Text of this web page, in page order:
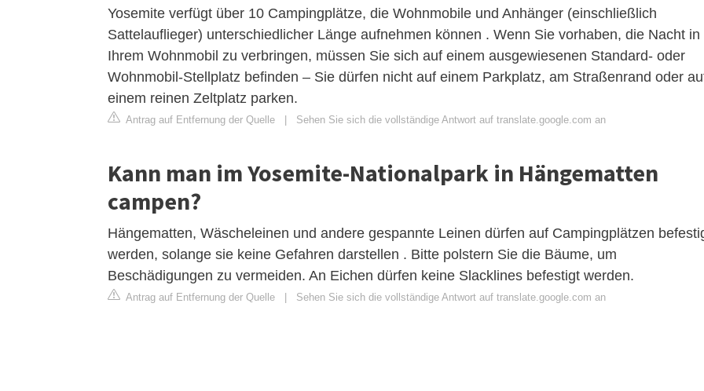
Yosemite verfügt über 10 Campingplätze, die Wohnmobile und Anhänger (einschließlich
Sattelauflieger) unterschiedlicher Länge aufnehmen können . Wenn Sie vorhaben, die Nacht in
Ihrem Wohnmobil zu verbringen, müssen Sie sich auf einem ausgewiesenen Standard- oder
Wohnmobil-Stellplatz befinden – Sie dürfen nicht auf einem Parkplatz, am Straßenrand oder
einem reinen Zeltplatz parken.
Antrag auf Entfernung der Quelle Sehen Sie sich die vollständige Antwort auf translate.google.com an
Kann man im Yosemite-Nationalpark in Hängematten
campen?
Hängematten, Wäscheleinen und andere gespannte Leinen dürfen auf Campingplätzen
werden, solange sie keine Gefahren darstellen . Bitte polstern Sie die Bäume, um
Beschädigungen zu vermeiden. An Eichen dürfen keine Slacklines befestigt werden.
Antrag auf Entfernung der Quelle Sehen Sie sich die vollständige Antwort auf translate.google.com an